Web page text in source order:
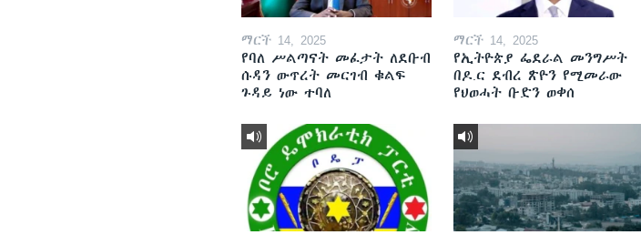
ማርች 14, 2025
የባለ ሥልጣናት መፈታት ለደቡብ
ሱዳን ውጥረት መርገብ ቁልፍ
ጉዳይ ነው ተባለ
ማርች 14, 2025
የኢትዮጵያ ፌደራል መንግሥት
በዶ.ር ደብረ ጽዮን የሚመራው
የህወሓት ቡድን ወቀሰ